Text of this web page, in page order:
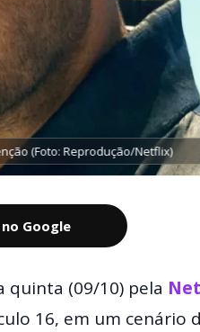
(Foto: Reprodução/Netflix)
Google
quinta (09/10) pela
16, em um cenário